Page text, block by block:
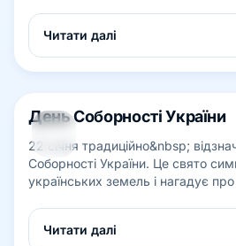
Читати далі
22
День Соборності України
22 січня традиційно&nbsp;
Соборності України. Це свято
українських земель і нагадує
Читати далі